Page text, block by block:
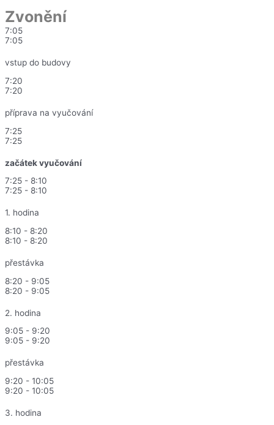
Zvonění
7:05
7:05
vstup do budovy
7:20
7:20
příprava na vyučování
7:25
7:25
začátek vyučování
7:25 - 8:10
7:25 - 8:10
1. hodina
8:10 - 8:20
8:10 - 8:20
přestávka
8:20 - 9:05
8:20 - 9:05
2. hodina
9:05 - 9:20
9:05 - 9:20
přestávka
9:20 - 10:05
9:20 - 10:05
3. hodina